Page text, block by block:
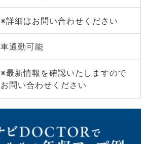
※詳細はお問い合わせください
車通勤可能
※最新情報を確認いたしますので
お問い合わせください